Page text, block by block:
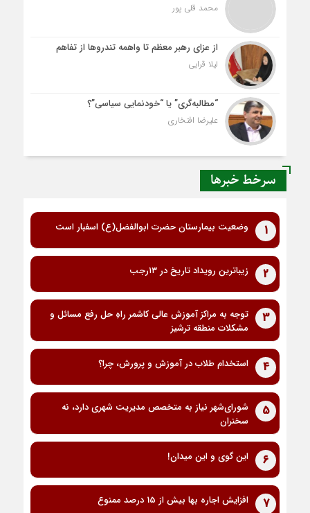
محمد قلی پور
از عزای رهبر معظم تا واهمه تندروها از تفاهم
لیلا قرایی
“مطالبه‌گری” یا “خودنمایی سیاسی”؟
علیرضا افتخاری
سرخط خبرها
1 وضعیت بیمارستان حضرت ابوالفضل(ع) اسفبار است
2 زیباترین رویداد تاریخ در ۱۳رجب
3
توجه به مراکز آموزش عالی کاشمر راهِ حل رفع مسائل و
مشکلات منطقه ترشیز
4 استخدام طلاب در آموزش و پرورش، چرا؟
5
شورای‌شهر نیاز به متخصص مدیریت شهری دارد، نه
سخنران
6 این گوی و این میدان!
7 افزایش اجاره بها بیش از 15 درصد ممنوع